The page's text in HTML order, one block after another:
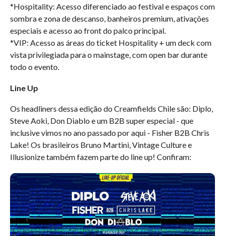
*Hospitality: Acesso diferenciado ao festival e espaços com
sombra e zona de descanso, banheiros premium, ativações
especiais e acesso ao front do palco principal.
*VIP: Acesso as áreas do ticket Hospitality + um deck com
vista privilegiada para o mainstage, com open bar durante
todo o evento.
Line Up
Os headliners dessa edição do Creamfields Chile são: Diplo,
Steve Aoki, Don Diablo e um B2B super especial - que
inclusive vimos no ano passado por aqui - Fisher B2B Chris
Lake! Os brasileiros Bruno Martini, Vintage Culture e
Illusionize também fazem parte do line up! Confiram: